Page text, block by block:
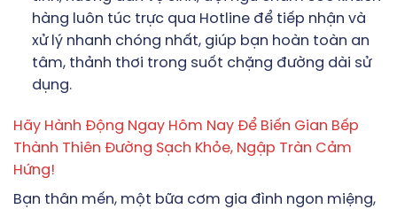
hàng luôn túc trực qua Hotline để tiếp nhận và
xử lý nhanh chóng nhất, giúp bạn hoàn toàn an
tâm, thảnh thơi trong suốt chặng đường dài sử
dụng.
Hãy Hành Động Ngay Hôm Nay Để Biến Gian Bếp
Thành Thiên Đường Sạch Khỏe, Ngập Tràn Cảm
Hứng!
Bạn thân mến, một bữa cơm gia đình ngon miệng,